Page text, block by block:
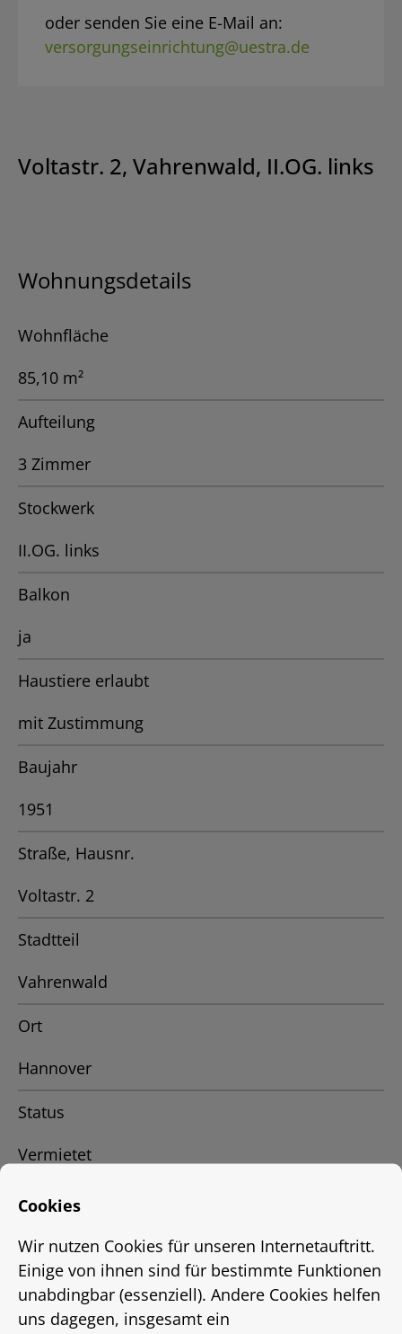
Voltastr. 2, Vahrenwald, II.OG. links
Wohnungsdetails
Wohnfläche
85,10 m²
Aufteilung
3 Zimmer
Stockwerk
II.OG. links
Balkon
ja
Haustiere erlaubt
mit Zustimmung
Baujahr
1951
Straße, Hausnr.
Voltastr. 2
Stadtteil
Vahrenwald
Ort
Hannover
Status
Vermietet
Energieausweis
EnEV 2009
Energieausweistyp
bis
oder senden Sie eine E-Mail an:
versorgungseinrichtung@uestra.de
Cookies
Wir nutzen Cookies für unseren Internetauftritt.
Einige von ihnen sind für bestimmte Funktionen
unabdingbar (essenziell). Andere Cookies helfen
uns dagegen, insgesamt ein